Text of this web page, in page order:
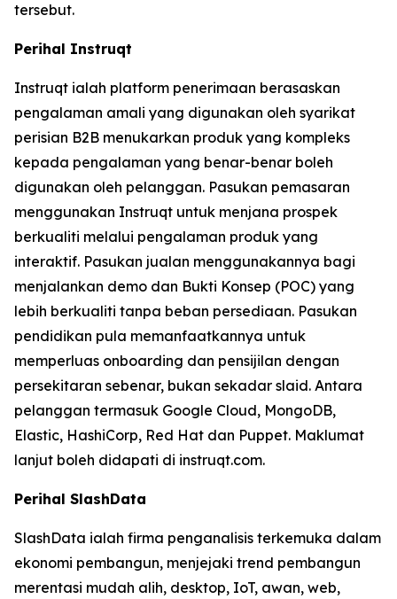
tersebut.
Perihal Instruqt
Instruqt ialah platform penerimaan berasaskan
pengalaman amali yang digunakan oleh syarikat
perisian B2B menukarkan produk yang kompleks
kepada pengalaman yang benar-benar boleh
digunakan oleh pelanggan. Pasukan pemasaran
menggunakan Instruqt untuk menjana prospek
berkualiti melalui pengalaman produk yang
interaktif. Pasukan jualan menggunakannya bagi
menjalankan demo dan Bukti Konsep (POC) yang
lebih berkualiti tanpa beban persediaan. Pasukan
pendidikan pula memanfaatkannya untuk
memperluas onboarding dan pensijilan dengan
persekitaran sebenar, bukan sekadar slaid. Antara
pelanggan termasuk Google Cloud, MongoDB,
Elastic, HashiCorp, Red Hat dan Puppet. Maklumat
lanjut boleh didapati di instruqt.com.
Perihal SlashData
SlashData ialah firma penganalisis terkemuka dalam
ekonomi pembangun, menjejaki trend pembangun
merentasi mudah alih, desktop, IoT, awan, web,